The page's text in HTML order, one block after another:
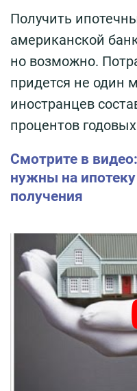
Получить
американской
но возможно.
придется не один
иностранцев
процентов
Смотрите в
нужны на
получения